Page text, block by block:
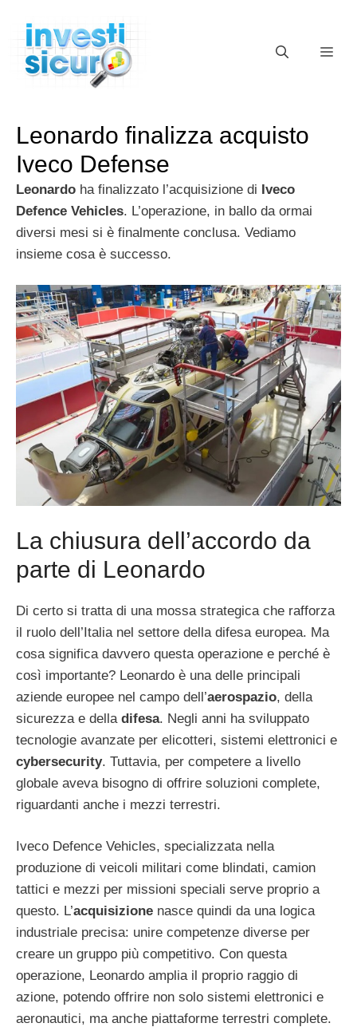
contenuto
Leonardo finalizza acquisto
Iveco Defense
Leonardo ha finalizzato l’acquisizione di Iveco
Defence Vehicles. L’operazione, in ballo da ormai
diversi mesi si è finalmente conclusa. Vediamo
insieme cosa è successo.
La chiusura dell’accordo da
parte di Leonardo
Di certo si tratta di una mossa strategica che rafforza
il ruolo dell’Italia nel settore della difesa europea. Ma
cosa significa davvero questa operazione e perché è
così importante? Leonardo è una delle principali
aziende europee nel campo dell’aerospazio, della
sicurezza e della difesa. Negli anni ha sviluppato
tecnologie avanzate per elicotteri, sistemi elettronici e
cybersecurity. Tuttavia, per competere a livello
globale aveva bisogno di offrire soluzioni complete,
riguardanti anche i mezzi terrestri.
Iveco Defence Vehicles, specializzata nella
produzione di veicoli militari come blindati, camion
tattici e mezzi per missioni speciali serve proprio a
questo. L’acquisizione nasce quindi da una logica
industriale precisa: unire competenze diverse per
creare un gruppo più competitivo. Con questa
operazione, Leonardo amplia il proprio raggio di
azione, potendo offrire non solo sistemi elettronici e
aeronautici, ma anche piattaforme terrestri complete.